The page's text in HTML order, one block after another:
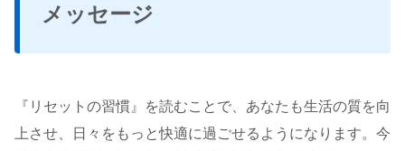
メッセージ
『リセットの習慣』を読むことで、あなたも生活の質を向
上させ、日々をもっと快適に過ごせるようになります。今